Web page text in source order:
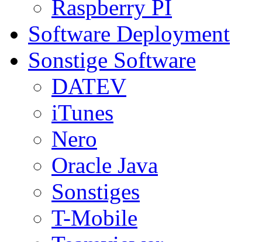
Raspberry PI
Software Deployment
Sonstige Software
DATEV
iTunes
Nero
Oracle Java
Sonstiges
T-Mobile